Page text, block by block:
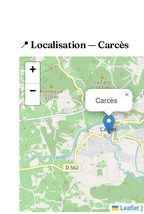
📍 Localisation — Carcès
Carcès
×
+
−
Leaflet |